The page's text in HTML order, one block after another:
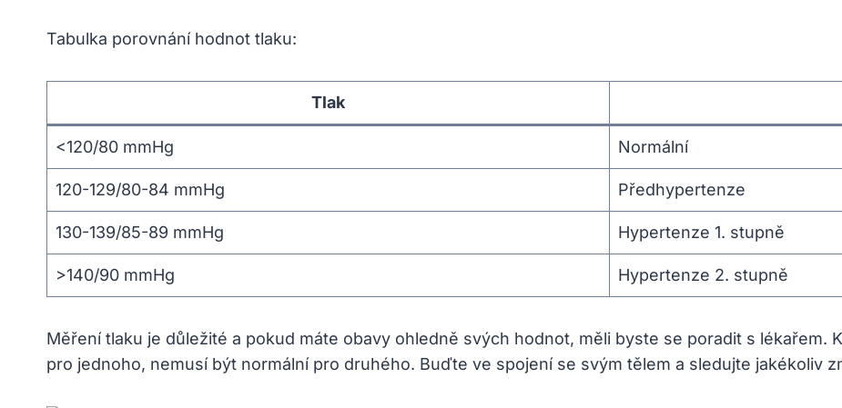
Tabulka porovnání hodnot tlaku:
Tlak
<120/80 mmHg Normální
120-129/80-84 mmHg Předhypertenze
130-139/85-89 mmHg Hypertenze 1. stupně
>140/90 mmHg Hypertenze 2. stupně
Měření tlaku je důležité a pokud máte obavy ohledně svých hodnot, měli byste se poradit s lékařem.
pro jednoho, nemusí být normální pro druhého. Buďte ve spojení se svým tělem a sledujte jakékoliv